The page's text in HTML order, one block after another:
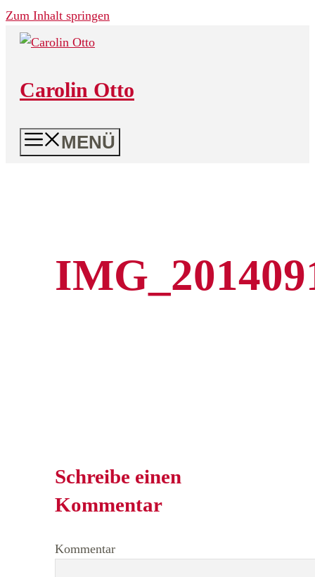
Zum Inhalt springen
Carolin Otto
MENÜ
Schreibe einen
Kommentar
Kommentar